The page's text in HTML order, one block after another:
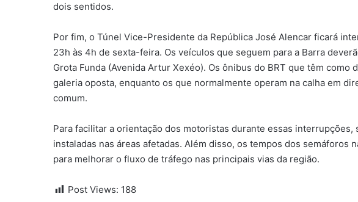
dois sentidos.
Por fim, o Túnel Vice-Presidente da República José Alencar ficará
23h às 4h de sexta-feira. Os veículos que seguem para a Barra
Grota Funda (Avenida Artur Xexéo). Os ônibus do BRT que têm como
galeria oposta, enquanto os que normalmente operam na calha em
comum.
Para facilitar a orientação dos motoristas durante essas interrupções,
instaladas nas áreas afetadas. Além disso, os tempos dos semáforos
para melhorar o fluxo de tráfego nas principais vias da região.
Post Views: 188